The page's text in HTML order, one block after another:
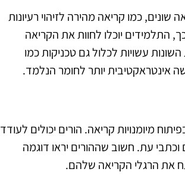
שונים, כמו קריאה מהירה לזיהוי רעיונות
התלמידים יוכלו לחוות את הקריאה
עשויות לכלול גם טכניקות כמו
אינטראקטיבית יותר לחומר הנלמד.
מיומנויות קריאה. הורים יכולים לעודד
וכתבי עת. חשוב שההורים יראו דוגמה
את הרגלי הקריאה שלהם.